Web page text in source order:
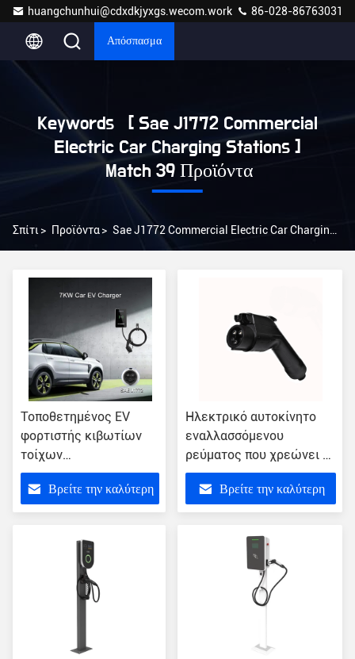
huangchunhui@cdxdkjyxgs.wecom.work 86-028-86763031
Απόσπασμα
Keywords [ Sae J1772 Commercial
Electric Car Charging Stations ]
Match 39 Προϊόντα
Σπίτι > Προϊόντα> Sae J1772 Commercial Electric Car Charging Stations Online Manufacturer
Τοποθετημένος EV
φορτιστής κιβωτίων
τοίχων
εναλλασσόμενου
ρεύματος σταθμών
χρέωσης της SAE
Βρείτε την καλύτερη
Ηλεκτρικό αυτοκίνητο
εναλλασσόμενου
ρεύματος που χρεώνει 3
τον τύπο της SAE J1772
βουλωμάτων καρφιτσών
- υποδοχή 2
Βρείτε την καλύτερη